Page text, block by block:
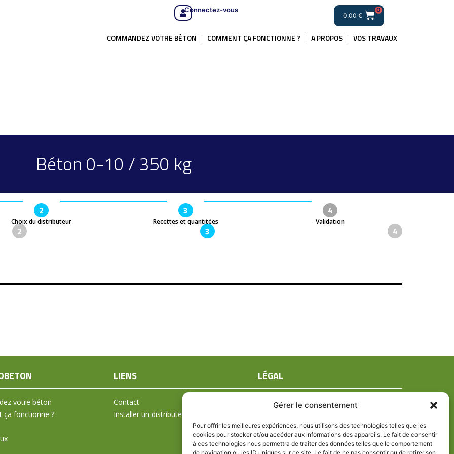
Gérer le consentement
Pour offrir les meilleures expériences, nous utilisons des technologies telles que les
cookies pour stocker et/ou accéder aux informations des appareils. Le fait de consentir
à ces technologies nous permettra de traiter des données telles que le comportement
Connectez-vous
0,00 €
0
COMMANDEZ VOTRE BÉTON COMMENT ÇA FONCTIONNE ? A PROPOS VOS TRAVAUX
Béton 0-10 / 350 kg
2
Choix du distributeur
3
Recettes et quantitées
4
Validation
2 3 4
votre béton
ça fonctionne ?
LIENS
Contact
Installer un distributeur
LÉGAL
Mentions légales
Politique de confidentialité
Politique de cookies (UE)